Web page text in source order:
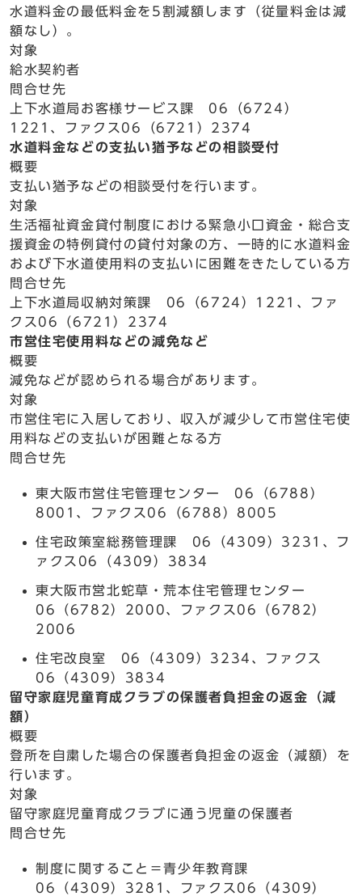
水道料金の最低料金を5割減額します（従量料金は減
額なし）。
対象
給水契約者
問合せ先
上下水道局お客様サービス課 06（6724）
1221、ファクス06（6721）2374
水道料金などの支払い猶予などの相談受付
概要
支払い猶予などの相談受付を行います。
対象
生活福祉資金貸付制度における緊急小口資金・総合支
援資金の特例貸付の貸付対象の方、一時的に水道料金
および下水道使用料の支払いに困難をきたしている方
問合せ先
上下水道局収納対策課 06（6724）1221、ファ
クス06（6721）2374
市営住宅使用料などの減免など
概要
減免などが認められる場合があります。
対象
市営住宅に入居しており、収入が減少して市営住宅使
用料などの支払いが困難となる方
問合せ先
東大阪市営住宅管理センター 06（6788）
8001、ファクス06（6788）8005
住宅政策室総務管理課 06（4309）3231、フ
ァクス06（4309）3834
東大阪市営北蛇草・荒本住宅管理センター
06（6782）2000、ファクス06（6782）
2006
住宅改良室 06（4309）3234、ファクス
06（4309）3834
留守家庭児童育成クラブの保護者負担金の返金（減
額）
概要
登所を自粛した場合の保護者負担金の返金（減額）を
行います。
対象
留守家庭児童育成クラブに通う児童の保護者
問合せ先
制度に関すること＝青少年教育課
06（4309）3281、ファクス06（4309）